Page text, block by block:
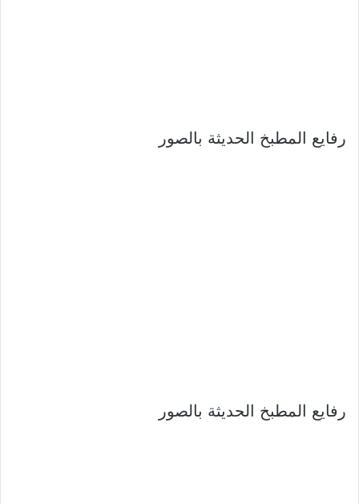
رفايع المطبخ الحديثة بالصور
رفايع المطبخ الحديثة بالصور